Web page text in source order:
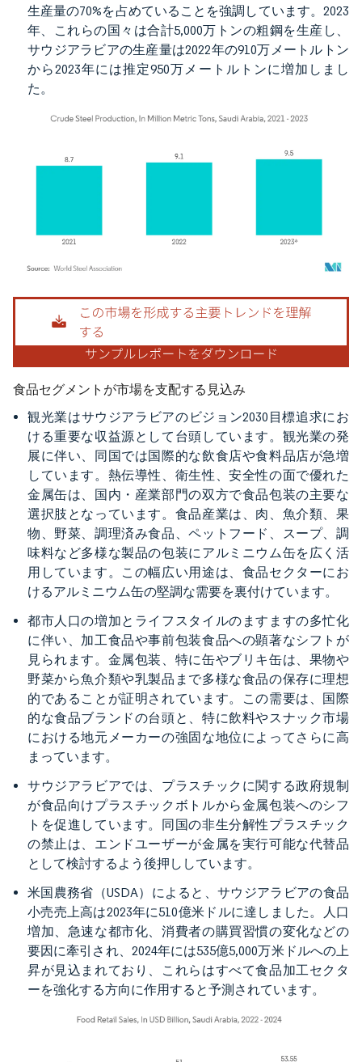
生産量の70%を占めていることを強調しています。2023
年、これらの国々は合計5,000万トンの粗鋼を生産し、
サウジアラビアの生産量は2022年の910万メートルトン
から2023年には推定950万メートルトンに増加しまし
た。
画像 © Mordor Intelligence。再利用にはCC BY 4.0の表示が必要です。
食品セグメントが市場を支配する見込み
観光業はサウジアラビアのビジョン2030目標追求にお
ける重要な収益源として台頭しています。観光業の発
展に伴い、同国では国際的な飲食店や食料品店が急増
しています。熱伝導性、衛生性、安全性の面で優れた
金属缶は、国内・産業部門の双方で食品包装の主要な
選択肢となっています。食品産業は、肉、魚介類、果
物、野菜、調理済み食品、ペットフード、スープ、調
味料など多様な製品の包装にアルミニウム缶を広く活
用しています。この幅広い用途は、食品セクターにお
けるアルミニウム缶の堅調な需要を裏付けています。
都市人口の増加とライフスタイルのますますの多忙化
に伴い、加工食品や事前包装食品への顕著なシフトが
見られます。金属包装、特に缶やブリキ缶は、果物や
野菜から魚介類や乳製品まで多様な食品の保存に理想
的であることが証明されています。この需要は、国際
的な食品ブランドの台頭と、特に飲料やスナック市場
における地元メーカーの強固な地位によってさらに高
まっています。
サウジアラビアでは、プラスチックに関する政府規制
が食品向けプラスチックボトルから金属包装へのシフ
トを促進しています。同国の非生分解性プラスチック
の禁止は、エンドユーザーが金属を実行可能な代替品
として検討するよう後押ししています。
米国農務省（USDA）によると、サウジアラビアの食品
小売売上高は2023年に510億米ドルに達しました。人口
増加、急速な都市化、消費者の購買習慣の変化などの
要因に牽引され、2024年には535億5,000万米ドルへの上
昇が見込まれており、これらはすべて食品加工セクタ
ーを強化する方向に作用すると予測されています。